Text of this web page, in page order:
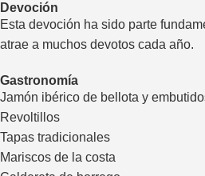
Devoción
Esta devoción ha sido parte
atrae a muchos devotos cada año.
Gastronomía
Jamón ibérico de bellota y
Revoltillos
Tapas tradicionales
Mariscos de la costa